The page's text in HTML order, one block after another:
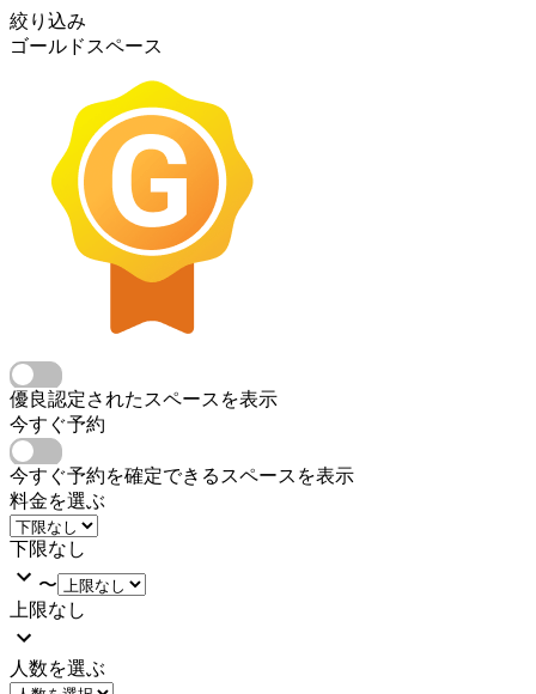
絞り込み
ゴールドスペース
優良認定されたスペースを表示
今すぐ予約
今すぐ予約を確定できるスペースを表示
料金を選ぶ
下限なし
〜
上限なし
人数を選ぶ